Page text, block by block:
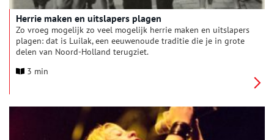
Herrie maken en uitslapers plagen
Zo vroeg mogelijk zo veel mogelijk herrie maken en uitslapers
plagen: dat is Luilak, een eeuwenoude traditie die je in grote
delen van Noord-Holland terugziet.
3 min